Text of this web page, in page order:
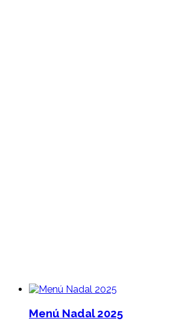
Menú Nadal 2025